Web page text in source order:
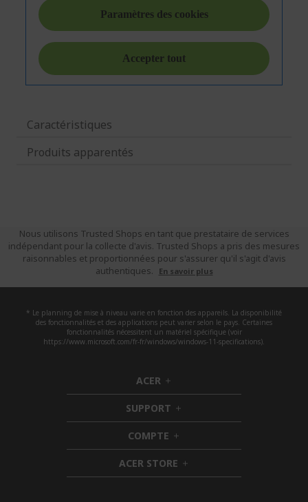
Caractéristiques
Produits apparentés
Nous utilisons Trusted Shops en tant que prestataire de services
indépendant pour la collecte d'avis. Trusted Shops a pris des mesures
raisonnables et proportionnées pour s'assurer qu'il s'agit d'avis
authentiques.
En savoir plus
* Le planning de mise à niveau varie en fonction des appareils. La disponibilité
des fonctionnalités et des applications peut varier selon le pays. Certaines
fonctionnalités nécessitent un matériel spécifique (voir
https://www.microsoft.com/fr-fr/windows/windows-11-specifications).
ACER h
i
d
d
e
n
SUPPORT h
i
d
d
e
n
COMPTE h
i
d
d
ACER STORE h
i